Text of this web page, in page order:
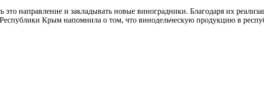
направление и закладывать новые виноградники. Благодаря их
Республики Крым напомнила о том, что винодельческую продукцию в